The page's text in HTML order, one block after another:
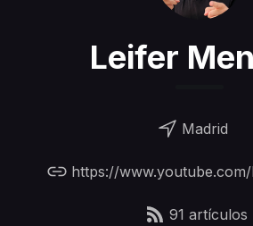
Leifer
Madrid
https://
91 artículos